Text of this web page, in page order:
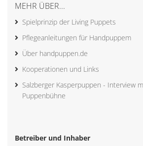
MEHR ÜBER...
Spielprinzip der Living Puppets
Pflegeanleitungen für Handpuppem
Über handpuppen.de
Kooperationen und Links
Salzberger Kasperpuppen - Interview
Puppenbühne
Betreiber und Inhaber